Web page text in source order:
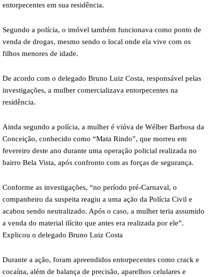
entorpecentes em sua residência.
Segundo a polícia, o imóvel também funcionava como ponto de
venda de drogas, mesmo sendo o local onde ela vive com os
filhos menores de idade.
De acordo com o delegado Bruno Luiz Costa, responsável pelas
investigações, a mulher comercializava entorpecentes na
residência.
Ainda segundo a polícia, a mulher é viúva de Wélber Barbosa da
Conceição, conhecido como “Mata Rindo”, que morreu em
fevereiro deste ano durante uma operação policial realizada no
bairro Bela Vista, após confronto com as forças de segurança.
Conforme as investigações, “no período pré-Carnaval, o
companheiro da suspeita reagiu a uma ação da Polícia Civil e
acabou sendo neutralizado. Após o caso, a mulher teria assumido
a venda do material ilícito que antes era realizada por ele”.
Explicou o delegado Bruno Luiz Costa
Durante a ação, foram apreendidos entorpecentes como crack e
cocaína, além de balança de precisão, aparelhos celulares e